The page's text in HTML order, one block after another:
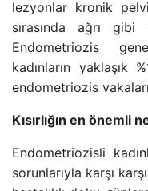
lezyonlar kronik
sırasında ağrı
Endometriozis
kadınların yaklaşık
endometriozis
Kısırlığın en önemli
Endometriozisli
sorunlarıyla karşı